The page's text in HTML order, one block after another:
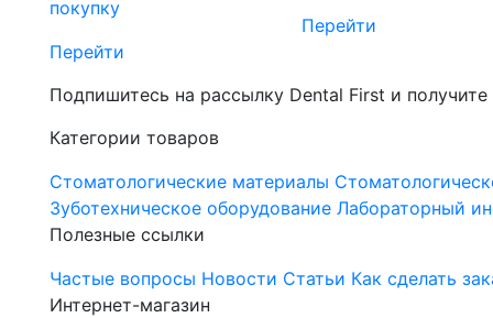
покупку
Перейти
Перейти
Подпишитесь на рассылку Dental First и
Категории товаров
Стоматологические материалы
Зуботехническое оборудование Лабораторный
Полезные ссылки
Частые вопросы Новости Статьи Как сделать
Интернет-магазин